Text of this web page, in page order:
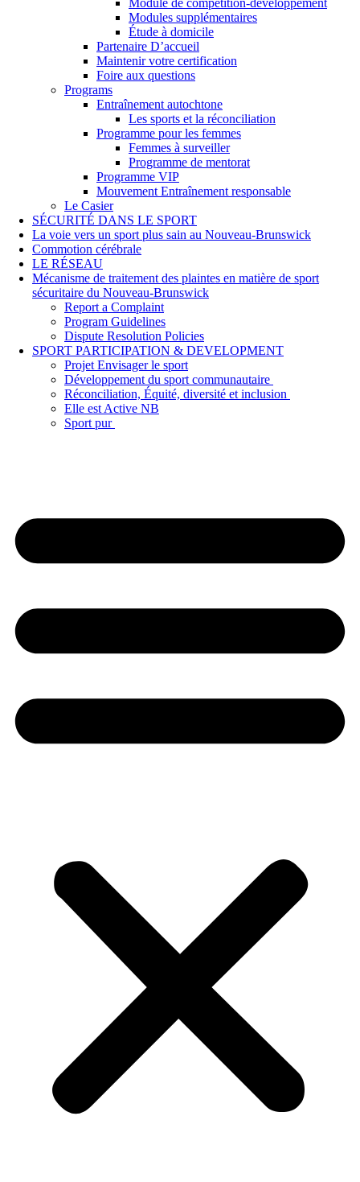
Modules supplémentaires
Étude à domicile
Partenaire D’accueil
Maintenir votre certification
Foire aux questions
Programs
Entraînement autochtone
Les sports et la réconciliation
Programme pour les femmes
Femmes à surveiller
Programme de mentorat
Programme VIP
Mouvement Entraînement responsable
Le Casier
SÉCURITÉ DANS LE SPORT
La voie vers un sport plus sain au Nouveau-Brunswick
Commotion cérébrale
LE RÉSEAU
Mécanisme de traitement des plaintes en matière de sport
sécuritaire du Nouveau-Brunswick
Report a Complaint
Program Guidelines
Dispute Resolution Policies
SPORT PARTICIPATION & DEVELOPMENT
Projet Envisager le sport
Développement du sport communautaire
Réconciliation, Équité, diversité et inclusion
Elle est Active NB
Sport pur